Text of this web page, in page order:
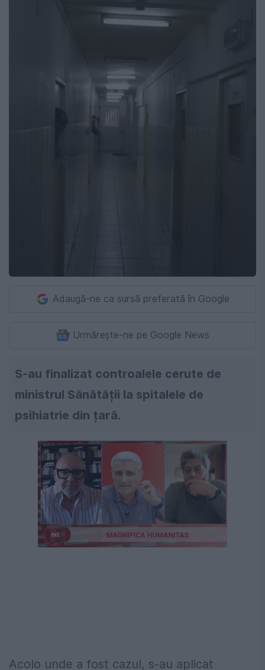
Adaugă-ne ca sursă preferată în Google
Urmărește-ne pe Google News
S-au finalizat controalele cerute de
ministrul Sănătății la spitalele de
psihiatrie din țară.
Acolo unde a fost cazul, s-au aplicat